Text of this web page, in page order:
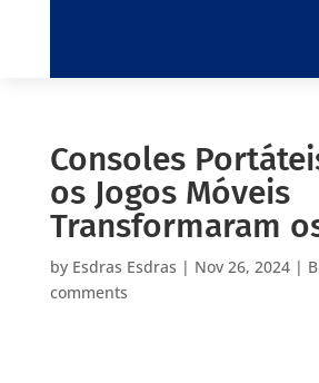
Consoles
os Jogos Móveis
Transformaram
by Esdras Esdras | Nov 26, 2024|
comments